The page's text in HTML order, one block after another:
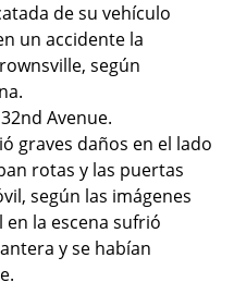
de su vehículo
un accidente la
según
Avenue.
graves daños en el lado
rotas y las puertas
según las imágenes
la escena sufrió
y se habían